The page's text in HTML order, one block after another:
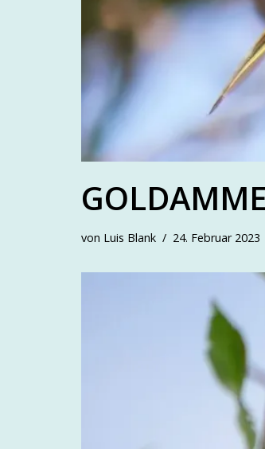
von Luis Blank 24. Februar 2023